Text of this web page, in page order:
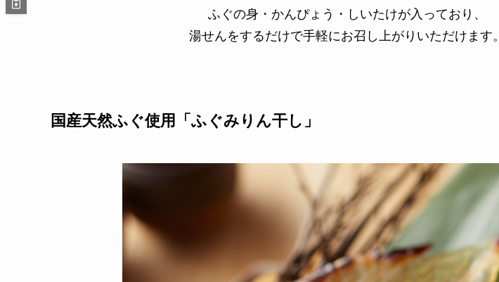
ふぐの身・かんぴょう・しいたけが入っており、
湯せんをするだけで手軽にお召し上がりいただけます。
国産天然ふぐ使用「ふぐみりん干し」